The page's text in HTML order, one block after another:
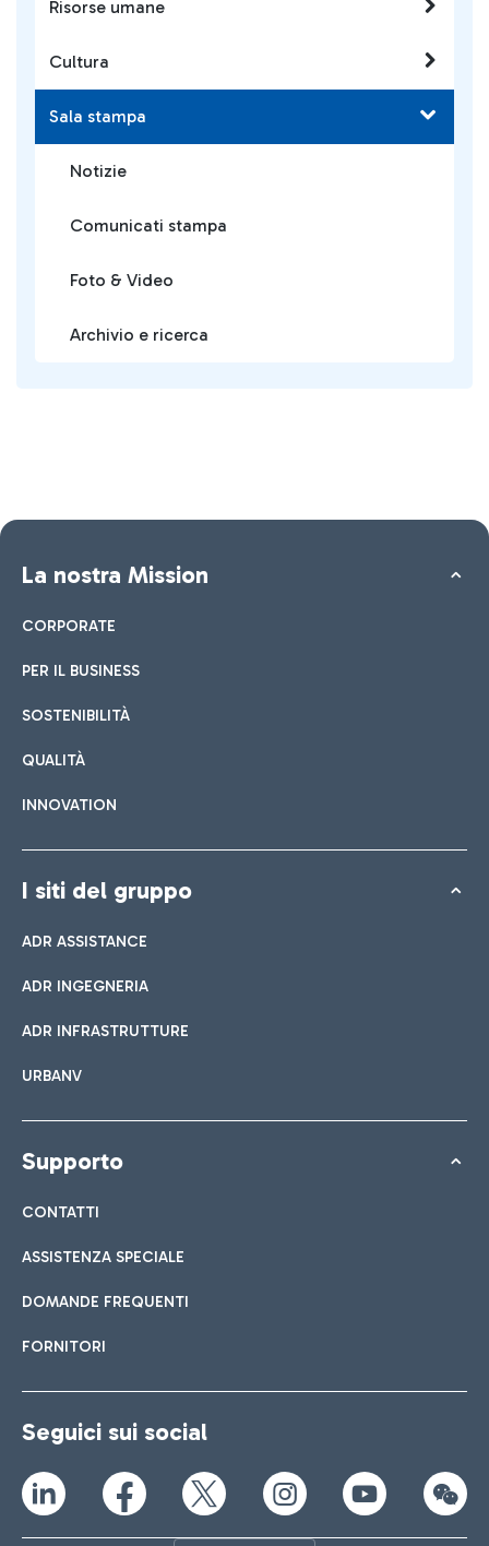
Risorse umane
Cultura
Sala stampa
Notizie
Comunicati stampa
Foto & Video
Archivio e ricerca
La nostra Mission
CORPORATE
PER IL BUSINESS
SOSTENIBILITÀ
QUALITÀ
INNOVATION
I siti del gruppo
ADR ASSISTANCE
ADR INGEGNERIA
ADR INFRASTRUTTURE
URBANV
Supporto
CONTATTI
ASSISTENZA SPECIALE
DOMANDE FREQUENTI
FORNITORI
Seguici sui social